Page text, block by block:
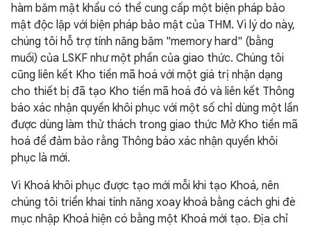
hàm băm mật khẩu có thể cung cấp một biện pháp bảo
mật độc lập với biện pháp bảo mật của THM. Vì lý do này,
chúng tôi hỗ trợ tính năng băm "memory hard" (bằng
muối) của LSKF như một phần của giao thức. Chúng tôi
cũng liên kết Kho tiền mã hoá với một giá trị nhận dạng
cho thiết bị đã tạo Kho tiền mã hoá đó và liên kết Thông
báo xác nhận quyền khôi phục với một số chỉ dùng một lần
được dùng làm thử thách trong giao thức Mở Kho tiền mã
hoá để đảm bảo rằng Thông báo xác nhận quyền khôi
phục là mới.
Vì Khoá khôi phục được tạo mới mỗi khi tạo Khoá, nên
chúng tôi triển khai tính năng xoay khoá bằng cách ghi đè
mục nhập Khoá hiện có bằng một Khoá mới tạo. Địa chỉ